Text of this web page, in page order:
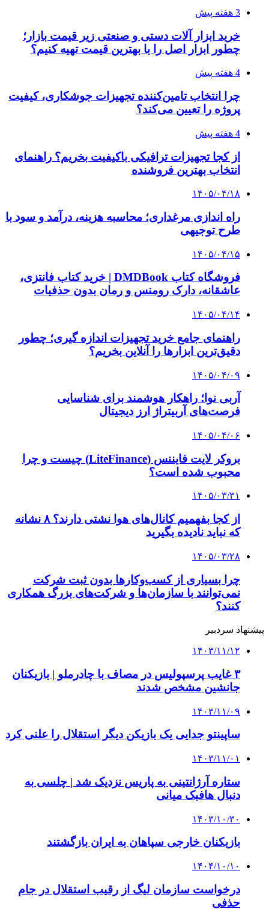
آربی نوا؛ راهکار هوشمند برای شناسایی
فرصت‌های آربیتراژ ارز دیجیتال
۱۴۰۵/۰۴/۰۶
محبوب شده است؟
۱۴۰۵/۰۳/۳۱
که نباید نادیده بگیرید
۱۴۰۵/۰۳/۲۸
چرا بسیاری از کسب‌وکارها بدون ثبت شرکت
نمی‌توانند با سازمان‌ها و شرکت‌های بزرگ همکاری
کنند؟
پیشنهاد سردبیر
۱۴۰۳/۱۱/۱۲
۳ غایب پرسپولیس در مصاف با چادرملو | بازیکنان
۱۴۰۳/۱۱/۰۹
ساپینتو جدایی یک بازیکن دیگر استقلال را علنی کرد
۱۴۰۳/۱۱/۰۱
ستاره آرژانتینی به پاریس نزدیک شد | چلسی به
دنبال هافبک میانی
۱۴۰۳/۱۰/۳۰
بازیکنان خارجی‌ سپاهان به ایران بازگشتند
حذفی
دکمه بازگشت به بالا